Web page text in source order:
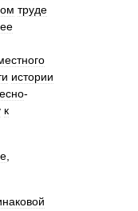
труде
истории
-
к